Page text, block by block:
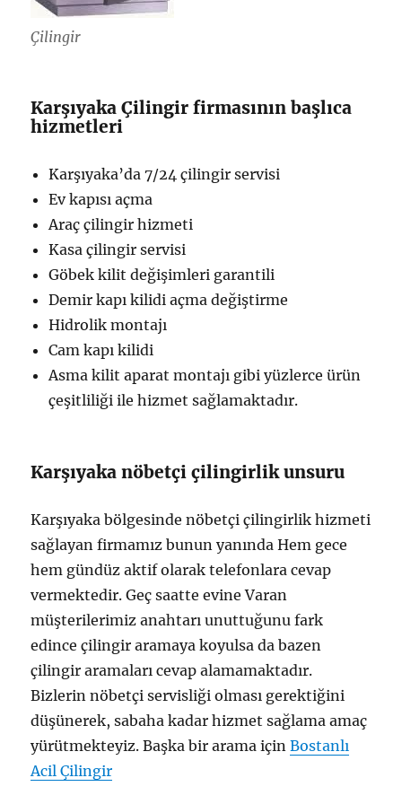
Çilingir
Karşıyaka Çilingir firmasının başlıca
hizmetleri
Karşıyaka’da 7/24 çilingir servisi
Ev kapısı açma
Araç çilingir hizmeti
Kasa çilingir servisi
Göbek kilit değişimleri garantili
Demir kapı kilidi açma değiştirme
Hidrolik montajı
Cam kapı kilidi
Asma kilit aparat montajı gibi yüzlerce ürün
çeşitliliği ile hizmet sağlamaktadır.
Karşıyaka nöbetçi çilingirlik unsuru
Karşıyaka bölgesinde nöbetçi çilingirlik hizmeti
sağlayan firmamız bunun yanında Hem gece
hem gündüz aktif olarak telefonlara cevap
vermektedir. Geç saatte evine Varan
müşterilerimiz anahtarı unuttuğunu fark
edince çilingir aramaya koyulsa da bazen
çilingir aramaları cevap alamamaktadır.
Bizlerin nöbetçi servisliği olması gerektiğini
düşünerek, sabaha kadar hizmet sağlama amaç
yürütmekteyiz. Başka bir arama içinBostanlı
Acil Çilingir